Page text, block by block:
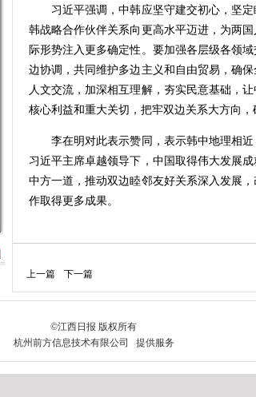
习近平强调，中韩应坚守建交初心，坚定
韩战略合作伙伴关系向更高水平迈进，为两
际形势注入更多确定性。要加强各层级各领
边协调，共同维护多边主义和自由贸易，确
人文交流，加深相互理解，夯实民意基础，
核心利益和重大关切，把牢双边关系大方向
李在明对此表示赞同，表示韩中地理相近
习近平主席卓越领导下，中国取得伟大发展
中方一道，推动双边睦邻友好关系深入发展
作取得更多成果。
上一篇 下一篇